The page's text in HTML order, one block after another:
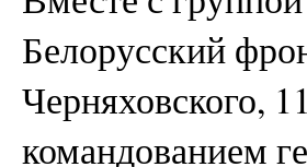
Белорусский
Черняховского,
командованием